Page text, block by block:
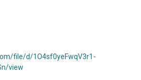
file/d/1O4sf0yeFwqV3r1-
view